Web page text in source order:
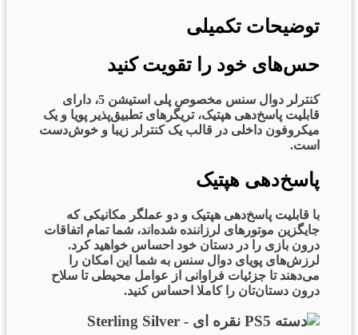
توضیحات تکمیلی
حس‌های خود را تقویت کنید
کنترلر دوال سنس مخصوص پلی استیشن 5، دارای
قابلیت پاسخ‌دهی هپتیک، تریگرهای تطبیق‌پذیر پویا و یک
میکروفون داخلی در قالب یک کنترلر زیبا و خوش‌دست
است.
پاسخ‌دهی هپتیک
با قابلیت پاسخ‌دهی هپتیک و دو عملگر مکانیکی که
جایگزین موتورهای لرزاننده شده‌اند، شما تمام اتفاقات
درون بازی را در دستان خود احساس خواهید کرد.
لرزش‌های پویای دوال سنس به شما این امکان را
می‌دهند تا جزئیات فراوانی از عوامل محیطی تا سلاح
درون دستان‌تان را کاملا احساس کنید.